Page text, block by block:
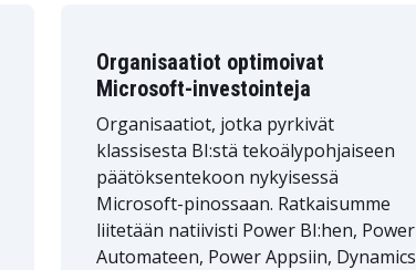
Organisaatiot optimoivat
Microsoft-investointeja
Organisaatiot, jotka pyrkivät
klassisesta BI:stä tekoälypohjaiseen
päätöksentekoon nykyisessä
Microsoft-pinossaan. Ratkaisumme
liitetään natiivisti Power BI:hen, Power
Automateen, Power Appsiin, Dynamics